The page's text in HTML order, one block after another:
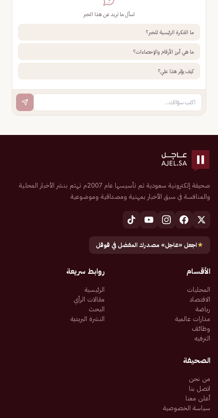
اسأل ما تريد عن هذا الخبر
ما الفكرة الرئيسية للخبر؟
ما هي أبرز الأرقام والإحصاءات؟
كيف يؤثر هذا علي؟
صحيفة إلكترونية سعودية تم تأسيسها عام 2007م تهتم بنشر الأخبار المحلية
والمنافسة في سبق الأخبار بمهنية ومصداقية وموضوعية
★اجعل «عاجل» مصدرك المفضل في قوقل
الأقسام
المحليات
الاقتصاد
رياضة
مدارات عالمية
وظائف
الترفيه
روابط سريعة
الرئيسية
مقالات الرأي
البحث
النشرة البريدية
الصحيفة
من نحن
اتصل بنا
أعلن معنا
سياسة الخصوصية